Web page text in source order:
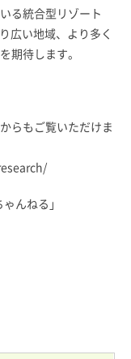
る統合型リゾート
広い地域、より多く
期待します。
らもご覧いただけま
んねる」